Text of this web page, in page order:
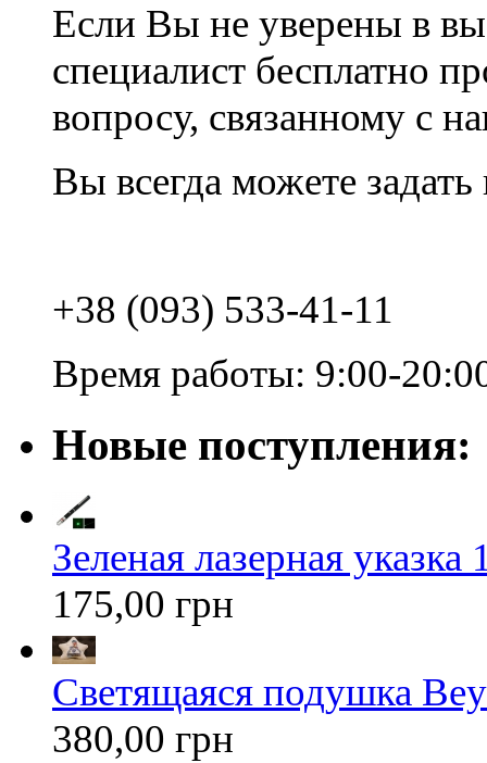
Если Вы не уверены в
специалист бесплатно
вопросу, связанному с
Вы всегда можете
+38 (093) 533-41-11
Время работы: 9:00-
Новые поступления:
Зеленая лазерная
175,00 грн
Светящаяся подушка
380,00 грн